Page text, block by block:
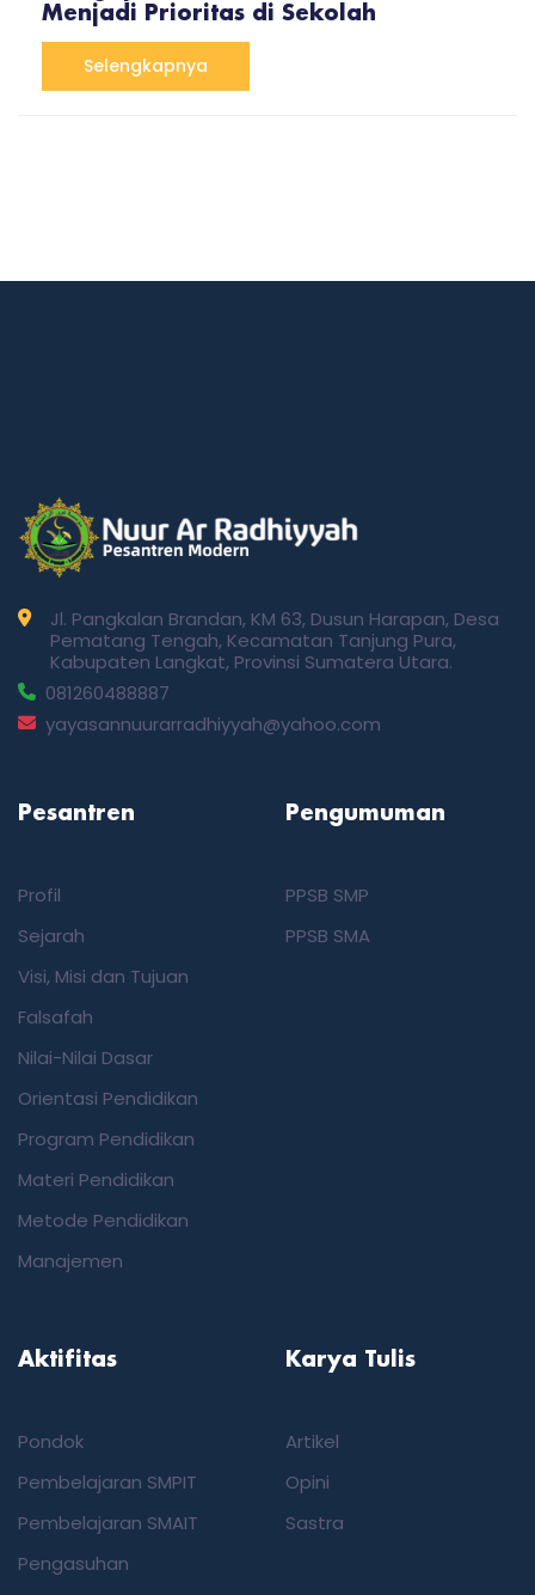
Menjadi Prioritas di Sekolah
Selengkapnya
Jl. Pangkalan Brandan, KM 63, Dusun Harapan, Desa
Pematang Tengah, Kecamatan Tanjung Pura,
Kabupaten Langkat, Provinsi Sumatera Utara.
081260488887
yayasannuurarradhiyyah@yahoo.com
Pesantren
Profil
Sejarah
Visi, Misi dan Tujuan
Falsafah
Nilai-Nilai Dasar
Orientasi Pendidikan
Program Pendidikan
Materi Pendidikan
Metode Pendidikan
Manajemen
Pengumuman
PPSB SMP
PPSB SMA
Aktifitas
Pondok
Pembelajaran SMPIT
Pembelajaran SMAIT
Pengasuhan
Karya Tulis
Artikel
Opini
Sastra